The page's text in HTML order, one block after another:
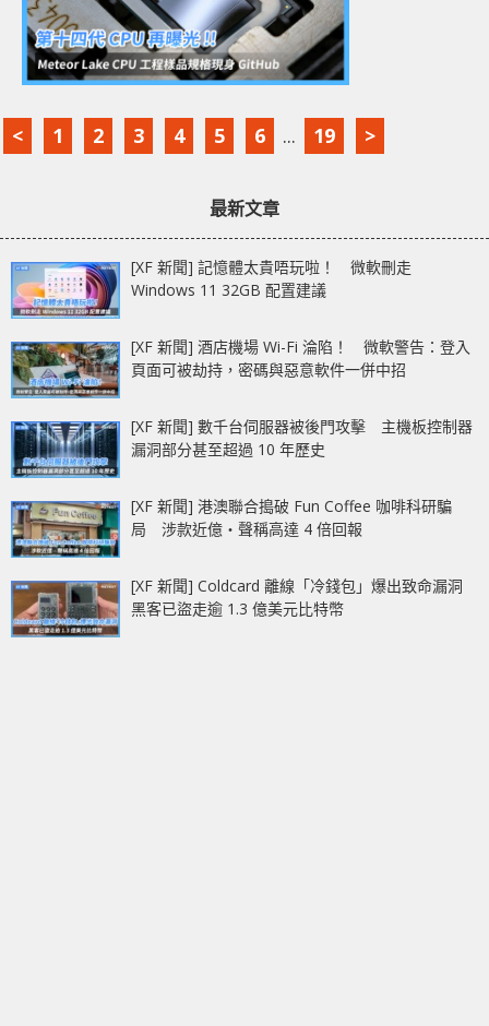
< 1 2 3 4 5 6 ... 19 >
最新文章
[XF 新聞] 記憶體太貴唔玩啦！ 微軟刪走
Windows 11 32GB 配置建議
[XF 新聞] 酒店機場 Wi-Fi 淪陷！ 微軟警告：登入
頁面可被劫持，密碼與惡意軟件一併中招
[XF 新聞] 數千台伺服器被後門攻擊 主機板控制器
漏洞部分甚至超過 10 年歷史
[XF 新聞] 港澳聯合搗破 Fun Coffee 咖啡科研騙
局 涉款近億‧聲稱高達 4 倍回報
[XF 新聞] Coldcard 離線「冷錢包」爆出致命漏洞
黑客已盜走逾 1.3 億美元比特幣